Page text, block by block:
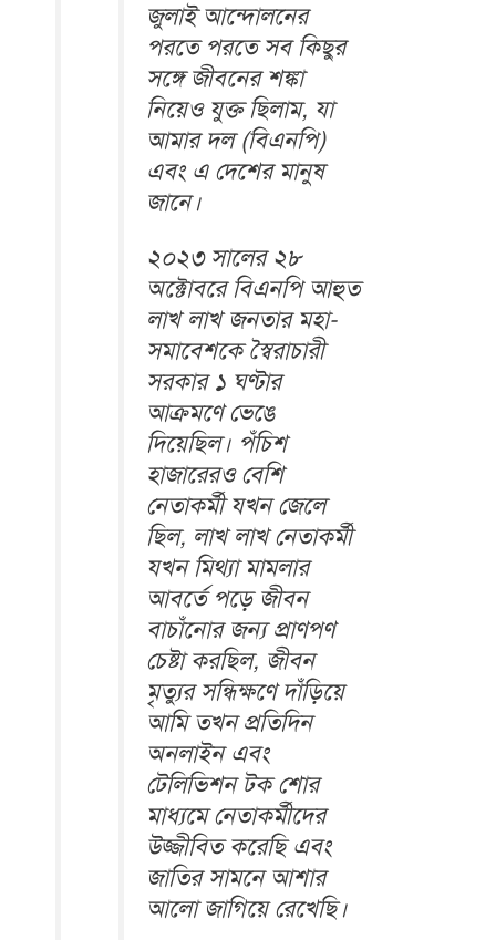
জুলাই আন্দোলনের
পরতে পরতে সব কিছুর
সঙ্গে জীবনের শঙ্কা
নিয়েও যুক্ত ছিলাম, যা
আমার দল (বিএনপি)
এবং এ দেশের মানুষ
জানে।
২০২৩ সালের ২৮
অক্টোবরে বিএনপি আহুত
লাখ লাখ জনতার মহা-
সমাবেশকে স্বৈরাচারী
সরকার ১ ঘণ্টার
আক্রমণে ভেঙে
দিয়েছিল। পঁচিশ
হাজারেরও বেশি
নেতাকর্মী যখন জেলে
ছিল, লাখ লাখ নেতাকর্মী
যখন মিথ্যা মামলার
আবর্তে পড়ে জীবন
বাচাঁনোর জন্য প্রাণপণ
চেষ্টা করছিল, জীবন
মৃত্যুর সন্ধিক্ষণে দাঁড়িয়ে
আমি তখন প্রতিদিন
অনলাইন এবং
টেলিভিশন টক শোর
মাধ্যমে নেতাকর্মীদের
উজ্জীবিত করেছি এবং
জাতির সামনে আশার
আলো জাগিয়ে রেখেছি।